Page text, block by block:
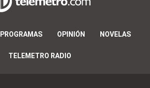
PROGRAMAS OPINIÓN NOVELAS
TELEMETRO RADIO